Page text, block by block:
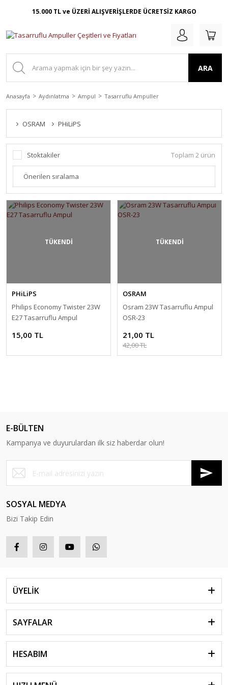
15.000 TL ve ÜZERİ ALIŞVERİŞLERDE ÜCRETSİZ KARGO
ARA
Anasayfa Aydınlatma Ampul Tasarruflu Ampuller
OSRAM PHiLiPS
Stoktakiler Toplam 2 ürün
TÜKENDİ
PHiLiPS
Philips Economy Twister 23W
E27 Tasarruflu Ampul
15,00 TL
TÜKENDİ
OSRAM
Osram 23W Tasarruflu Ampul
OSR-23
21,00 TL
42,00 TL
E-BÜLTEN
Kampanya ve duyurulardan ilk siz haberdar olun!
SOSYAL MEDYA
Bizi Takip Edin
ÜYELİK
SAYFALAR
HESABIM